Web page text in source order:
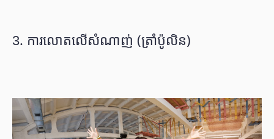
3. ការលោតលើសំណាញ់ (ត្រាំប៉ូលិន)